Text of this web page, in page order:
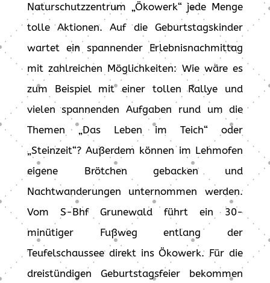
Naturschutzzentrum „Ökowerk“ jede Menge
tolle Aktionen. Auf die Geburtstagskinder
wartet ein spannender Erlebnisnachmittag
mit zahlreichen Möglichkeiten: Wie wäre es
zum Beispiel mit einer tollen Rallye und
vielen spannenden Aufgaben rund um die
Themen „Das Leben im Teich“ oder
„Steinzeit“? Außerdem können im Lehmofen
eigene Brötchen gebacken und
Nachtwanderungen unternommen werden.
Vom S-Bhf Grunewald führt ein 30-
minütiger Fußweg entlang der
Teufelschaussee direkt ins Ökowerk. Für die
dreistündigen Geburtstagsfeier bekommen